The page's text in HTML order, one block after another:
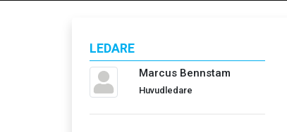
LEDARE
Marcus Bennstam
Huvudledare